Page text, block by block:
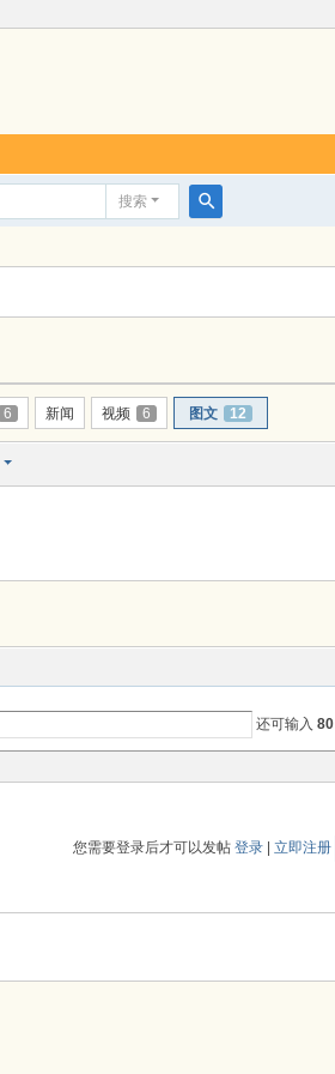
搜索
索
6 新闻 视频 6 图文 12
还可输入 80
您需要登录后才可以发帖 登录 立即注册